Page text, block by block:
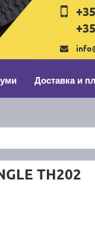
Доставка и
TH202